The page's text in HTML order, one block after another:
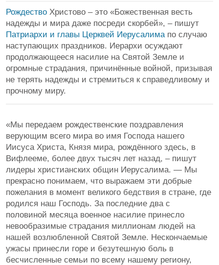
Рождество Христово – это «Божественная весть
надежды и мира даже посреди скорбей», – пишут
Патриархи и главы Церквей Иерусалима по случаю
наступающих праздников. Иерархи осуждают
продолжающееся насилие на Святой Земле и
огромные страдания, причинённые войной, призывая
не терять надежды и стремиться к справедливому и
прочному миру.
«Мы передаем рождественские поздравления
верующим всего мира во имя Господа нашего
Иисуса Христа, Князя мира, рождённого здесь, в
Вифлееме, более двух тысяч лет назад, – пишут
лидеры христианских общин Иерусалима. — Мы
прекрасно понимаем, что выражаем эти добрые
пожелания в момент великого бедствия в стране, где
родился наш Господь. За последние два с
половиной месяца военное насилие принесло
невообразимые страдания миллионам людей на
нашей возлюбленной Святой Земле. Нескончаемые
ужасы принесли горе и безутешную боль в
бесчисленные семьи по всему нашему региону,